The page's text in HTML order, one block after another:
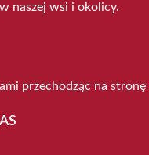
naszej wsi i okolicy.
przechodząc na stronę